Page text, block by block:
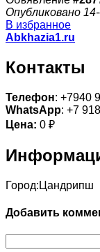
Опубликовано
В избранное
Abkhazia1.ru
Контакты
Телефон: +7940
WhatsApp: +7
Цена: 0 ₽
Город: Цандрипш
Добавить